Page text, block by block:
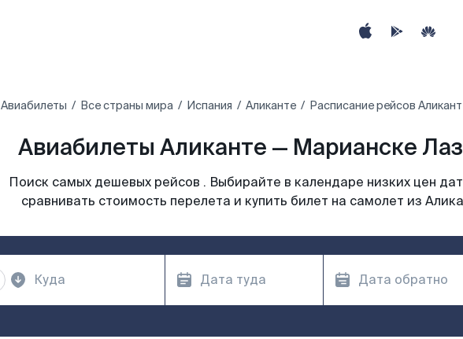
Авиабилеты Все страны мира Испания Аликанте Расписание рейсов
Авиабилеты Аликанте — Марианске
Поиск самых дешевых рейсов . Выбирайте в календаре низких цен
сравнивать стоимость перелета и купить билет на самолет из